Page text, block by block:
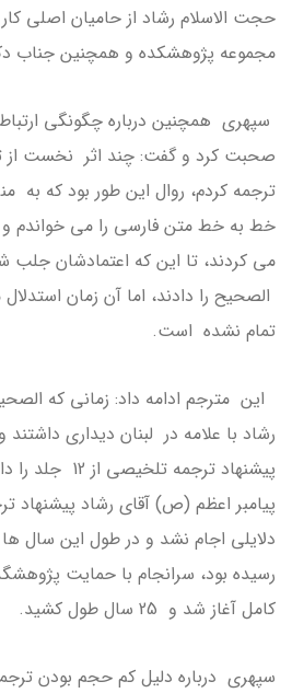
حجت الاسلام رشاد از حامیان اصلی
مجموعه پژوهشکده و همچنین جناب
سپهری همچنین درباره چگونگی
صحبت کرد و گفت: چند اثر نخست از
ترجمه کردم، روال این طور بود که به
خط به خط متن فارسی را می خواندم و
می کردند، تا این که اعتمادشان جلب
الصحیح را دادند، اما آن زمان
تمام نشده است.
رشاد با علامه در لبنان دیداری
پیشنهاد
پیامبر اعظم (ص) آقای رشاد پیشنهاد
رسیده بود، سرانجام با حمایت
کامل آغاز شد و 25 سال طول کشید.
سپهری درباره دلیل کم حجم بودن